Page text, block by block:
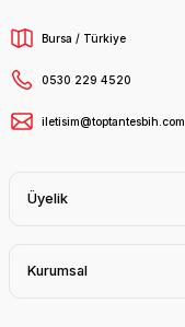
Bursa / Türkiye
0530 229 4520
iletisim@toptantesbih.com
Üyelik
Kurumsal